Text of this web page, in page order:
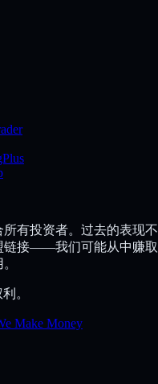
有投资者。过去的表现
链接——我们可能从中赚
。
Make Money